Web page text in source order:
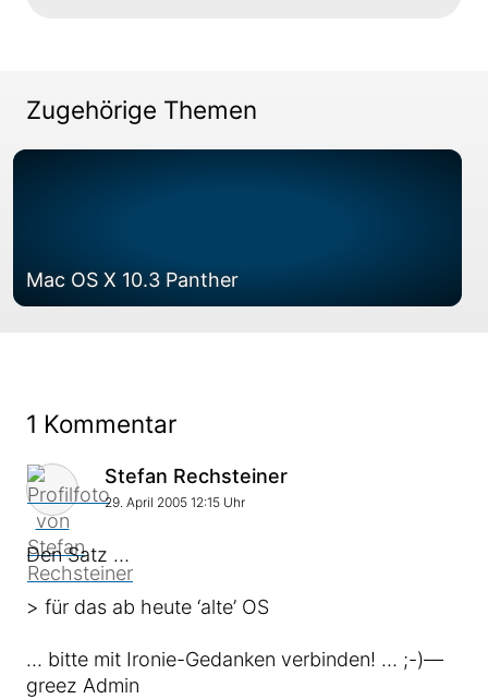
Zugehörige Themen
Mac OS X 10.3 Panther
1 Kommentar
Kommentar von
Stefan Rechsteiner
29. April 2005 12:15 Uhr
Den Satz …
> für das ab heute ‘alte’ OS
… bitte mit Ironie-Gedanken verbinden! … ;-)—
greez Admin